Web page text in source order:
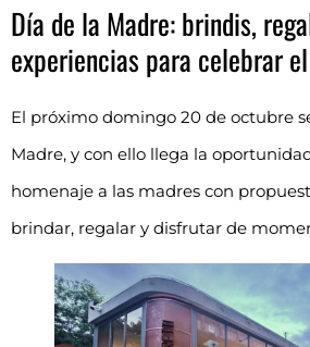
Día de la Madre: brindis,
experiencias para celebrar
El próximo domingo 20 de octubre
Madre, y con ello llega la
homenaje a las madres con
brindar, regalar y disfrutar de